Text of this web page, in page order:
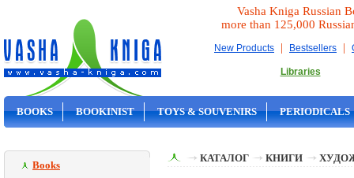
Vasha Kniga Russian
more than 125,000
New Products | Bestsellers |
Libraries
BOOKS BOOKINIST TOYS & SOUVENIRS PERIODICALS
Books
КАТАЛОГ КНИГИ